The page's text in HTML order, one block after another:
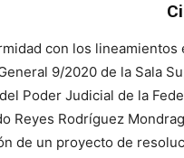
con los lineamientos
9/2020 de la Sala
Poder Judicial de la
Reyes Rodríguez
de un proyecto de